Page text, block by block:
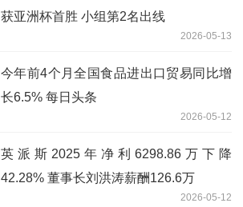
获亚洲杯首胜 小组第2名出线
2026-05-13
今年前4个月全国食品进出口贸易同比增
长6.5% 每日头条
2026-05-12
英派斯2025年净利6298.86万下降
42.28% 董事长刘洪涛薪酬126.6万
2026-05-12